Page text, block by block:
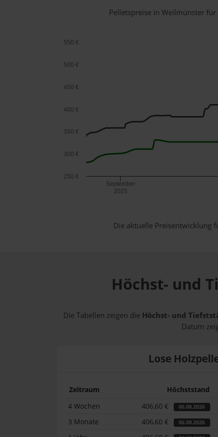
Pelletspreise in Weilmünster
September
2025
250 €
300 €
350 €
400 €
450 €
500 €
550 €
Die aktuelle Preisentwicklung
Höchst- und
Die Tabellen zeigen die Höchst- und
Datum
Lose
Zeitraum Höchststand
4 Wochen
406,60 € 06.08.2026
3 Monate 406,60 € 06.08.2026